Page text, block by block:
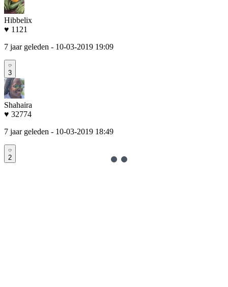
Hibbelix
♥ 1121
7 jaar geleden - 10-03-2019 19:09
3
Shahaira
♥ 32774
7 jaar geleden - 10-03-2019 18:49
2